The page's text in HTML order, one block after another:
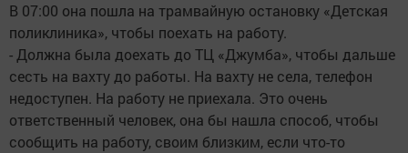
В 07:00 она пошла на трамвайную остановку «Детская
поликлиника», чтобы поехать на работу.
- Должна была доехать до ТЦ «Джумба», чтобы дальше
сесть на вахту до работы. На вахту не села, телефон
недоступен. На работу не приехала. Это очень
ответственный человек, она бы нашла способ, чтобы
сообщить на работу, своим близким, если что-то